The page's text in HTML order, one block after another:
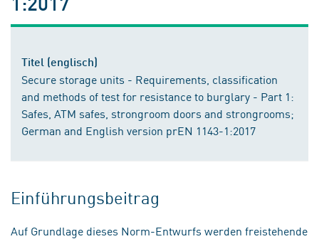
Titel (englisch)
Secure storage units - Requirements, classification
and methods of test for resistance to burglary - Part 1:
Safes, ATM safes, strongroom doors and strongrooms;
German and English version prEN 1143-1:2017
Einführungsbeitrag
Auf Grundlage dieses Norm-Entwurfs werden freistehende